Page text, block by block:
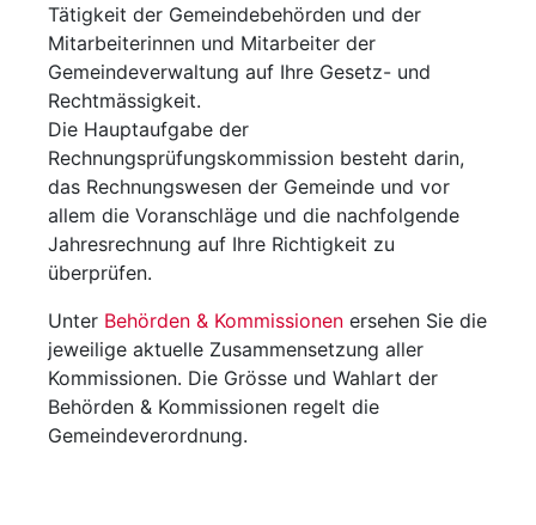
Tätigkeit der Gemeindebehörden und der
Mitarbeiterinnen und Mitarbeiter der
Gemeindeverwaltung auf Ihre Gesetz- und
Rechtmässigkeit.
Die Hauptaufgabe der
Rechnungsprüfungskommission besteht darin,
das Rechnungswesen der Gemeinde und vor
allem die Voranschläge und die nachfolgende
Jahresrechnung auf Ihre Richtigkeit zu
überprüfen.
Unter Behörden & Kommissionen ersehen Sie die
jeweilige aktuelle Zusammensetzung aller
Kommissionen. Die Grösse und Wahlart der
Behörden & Kommissionen regelt die
Gemeindeverordnung.